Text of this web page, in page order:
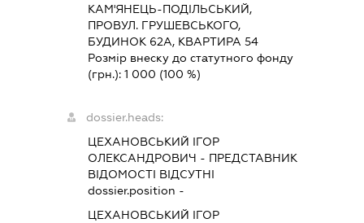
КАМ'ЯНЕЦЬ-ПОДІЛЬСЬКИЙ,
ПРОВУЛ. ГРУШЕВСЬКОГО,
БУДИНОК 62А, КВАРТИРА 54
Розмір внеску до статутного фонду
(грн.): 1 000 (100 %)
dossier.heads:
ЦЕХАНОВСЬКИЙ ІГОР
ОЛЕКСАНДРОВИЧ - ПРЕДСТАВНИК
ВІДОМОСТІ ВІДСУТНІ
dossier.position -
ЦЕХАНОВСЬКИЙ ІГОР